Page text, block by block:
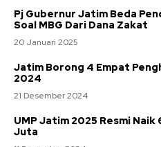
Pj Gubernur Jatim Beda
Soal MBG Dari Dana Zakat
20 Januari 2025
Jatim Borong 4 Empat
2024
21 Desember 2024
UMP Jatim 2025 Resmi Naik
Juta